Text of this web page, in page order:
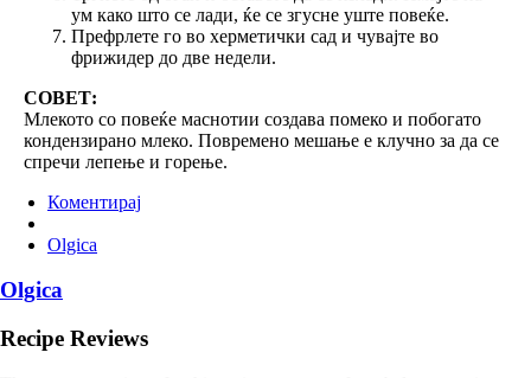
ум како што се лади, ќе се згусне уште повеќе.
Префрлете го во херметички сад и чувајте во
фрижидер до две недели.
СОВЕТ:
Млекото со повеќе маснотии создава помеко и побогато
кондензирано млеко. Повремено мешање е клучно за да се
спречи лепење и горење.
Коментирај
Olgica
Olgica
Recipe Reviews